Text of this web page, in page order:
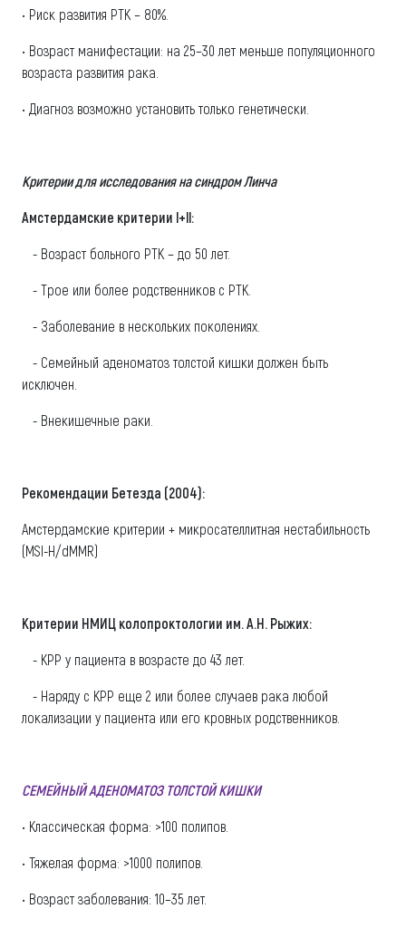
• Риск развития РТК – 80%.
• Возраст манифестации: на 25–30 лет меньше популяционного
возраста развития рака.
• Диагноз возможно установить только генетически.
Критерии для исследования на синдром Линча
Амстердамские критерии l+ll:
- Возраст больного РТК – до 50 лет.
- Трое или более родственников с РТК.
- Заболевание в нескольких поколениях.
- Семейный аденоматоз толстой кишки должен быть
исключен.
- Внекишечные раки.
Рекомендации Бетезда (2004):
Амстердамские критерии + микросателлитная нестабильность
(MSI-H/dMMR)
Критерии НМИЦ колопроктологии им. А.Н. Рыжих:
- КРР у пациента в возрасте до 43 лет.
- Наряду с КРР еще 2 или более случаев рака любой
локализации у пациента или его кровных родственников.
СЕМЕЙНЫЙ АДЕНОМАТОЗ ТОЛСТОЙ КИШКИ
• Классическая форма: >100 полипов.
• Тяжелая форма: >1000 полипов.
• Возраст заболевания: 10–35 лет.